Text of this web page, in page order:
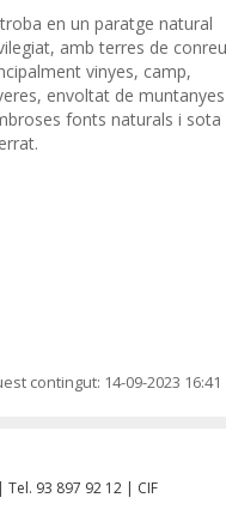
en un paratge natural
amb terres de
vinyes, camp,
envoltat de muntanyes
fonts naturals i sota
contingut: 14-09-2023 16:41
93 897 92 12 | CIF